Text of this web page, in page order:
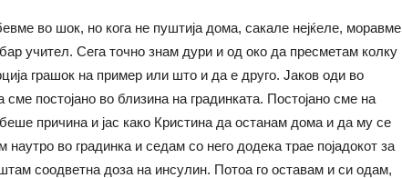
во шок, но кога не пуштија дома, сакале нејќеле, моравме
учител. Сега точно знам дури и од око да пресметам колку
грашок на пример или што и да е друго. Јаков оди во
сме постојано во близина на градинката. Постојано сме на
причина и јас како Кристина да останам дома и да му се
во градинка и седам со него додека трае појадокот за
соодветна доза на инсулин. Потоа го оставам и си одам,